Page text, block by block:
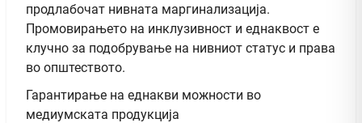
продлабочат нивната маргинализација.
Промовирањето на инклузивност и еднаквост е
клучно за подобрување на нивниот статус и права
во општеството.
Гарантирање на еднакви можности во
медиумската продукција